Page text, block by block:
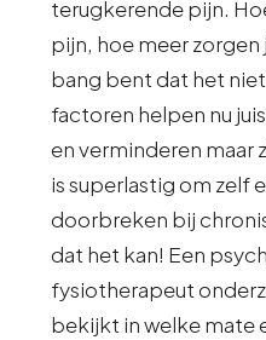
terugkerende pijn.
pijn, hoe meer zorgen
bang bent dat het
factoren helpen nu
en verminderen maar
is superlastig om zelf
doorbreken bij
dat het kan! Een
fysiotherapeut
bekijkt in welke mate